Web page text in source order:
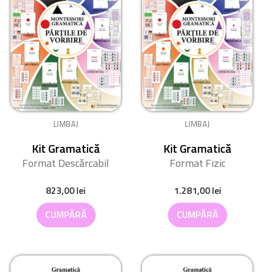
LIMBAJ
Kit Gramatică
Format Descărcabil
823,00lei
CUMPĂRĂ
LIMBAJ
Kit Gramatică
Format Fizic
1.281,00lei
CUMPĂRĂ